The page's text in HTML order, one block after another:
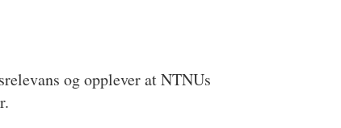
og opplever at NTNUs